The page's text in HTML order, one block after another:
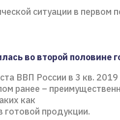
ситуации в первом
во второй половине
ВВП России в 3 кв. 2019
ранее –
как
готовой продукции.